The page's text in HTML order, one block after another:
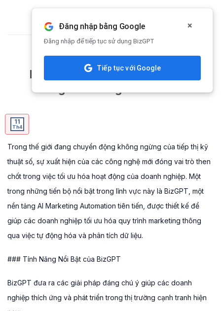
content
CHIA SẺ KIẾN THỨC
BizGPT: Đột Phá Công Nghệ AI
11
Th4
Trong thế giới đang chuyển động không ngừng của tiếp thị kỹ
thuật số, sự xuất hiện của các công nghệ mới đóng vai trò then
chốt trong việc tối ưu hóa hoạt động của doanh nghiệp. Một
trong những tiến bộ nổi bật trong lĩnh vực này là BizGPT, một
nền tảng AI Marketing Automation tiên tiến, được thiết kế để
giúp các doanh nghiệp tối ưu hóa quy trình marketing thông
qua việc tự động hóa và phân tích dữ liệu.
### Tính Năng Nổi Bật của BizGPT
BizGPT đưa ra các giải pháp đáng chú ý giúp các doanh
nghiệp thích ứng và phát triển trong thị trường cạnh tranh hiện
×
Đăng nhập bằng Google
Đăng nhập để tiếp tục sử dụng BizGPT
Tiếp tục với Google